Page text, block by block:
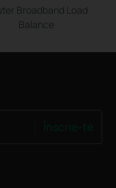
Broadband Load
Balance